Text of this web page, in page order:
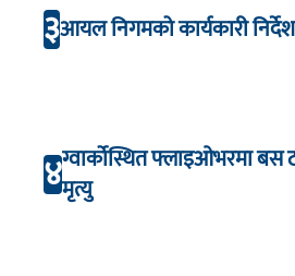
३आयल निगमको कार्यकारी
४ग्वार्कोस्थित फ्लाइओभरमा
मृत्यु